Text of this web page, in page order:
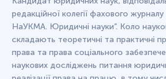
редакційної колегії фахового
НаУКМА. Юридичні науки”. Коло
складають теоретичні та практичні
права та права соціального
наукових досліджень питання